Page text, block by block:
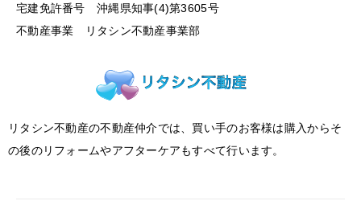
宅建免許番号 沖縄県知事(4)第3605号
不動産事業 リタシン不動産事業部
リタシン不動産の不動産仲介では、買い手のお客様は購入からそ
の後のリフォームやアフターケアもすべて行います。